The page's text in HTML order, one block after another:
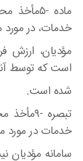
ماده -
خدمات، در مورد
مؤدیان، ارزش
است که توسط
شده است.
تبصره -
خدمات در مورد
سامانه مؤدیان